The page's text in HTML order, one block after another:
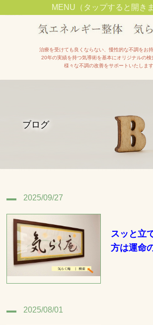
治療を受けても良くならない、慢性的な不調をお
20年の実績を持つ気導術を基本にオリジナルの検
様々な不調の改善をサポートいたします
ブログ
2025/09/27
スッと立
方は運命
2025/08/01
MENU（タップすると開きま